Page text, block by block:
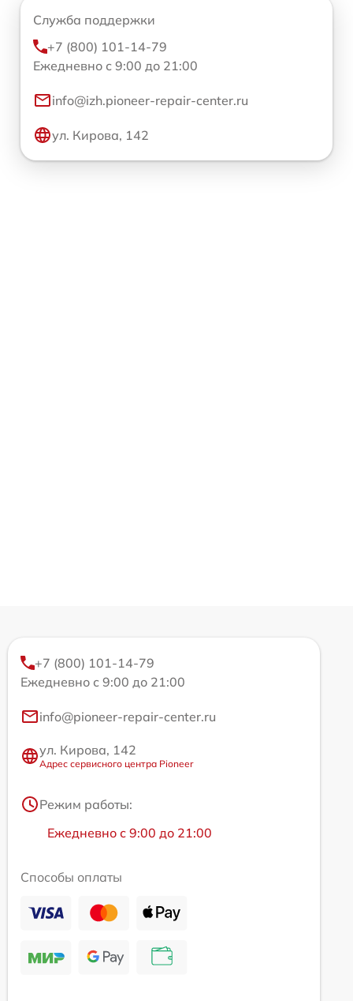
Служба поддержки
+7 (800) 101-14-79
Ежедневно с 9:00 до 21:00
info@izh.pioneer-repair-center.ru
ул. Кирова, 142
+7 (800) 101-14-79
Ежедневно с 9:00 до 21:00
info@pioneer-repair-center.ru
ул. Кирова, 142
Адрес сервисного центра Pioneer
Режим работы:
Ежедневно с 9:00 до 21:00
Способы оплаты